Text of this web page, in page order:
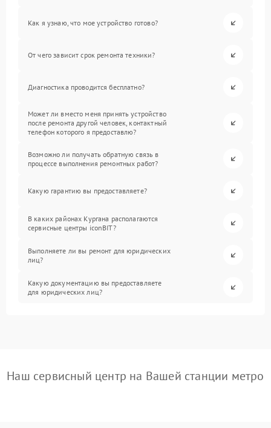
Как я узнаю, что мое устройство готово?
От чего зависит срок ремонта техники?
Диагностика проводится бесплатно?
Может ли вместо меня принять устройство
после ремонта другой человек, контактный
телефон которого я предоставлю?
Возможно ли получать обратную связь в
процессе выполнения ремонтных работ?
Какую гарантию вы предоставляете?
В каких районах Кургана располагаются
сервисные центры iconBIT?
Выполняете ли вы ремонт для юридических
лиц?
Какую документацию вы предоставляете
для юридических лиц?
Наш сервисный центр на Вашей станции метро